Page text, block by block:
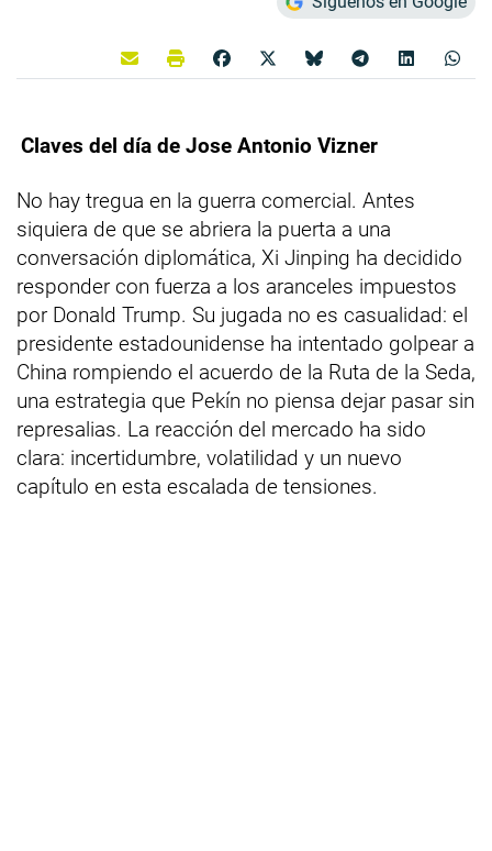
Claves del día de Jose Antonio Vizner
No hay tregua en la guerra comercial. Antes
siquiera de que se abriera la puerta a una
conversación diplomática, Xi Jinping ha decidido
responder con fuerza a los aranceles impuestos
por Donald Trump. Su jugada no es casualidad: el
presidente estadounidense ha intentado golpear a
China rompiendo el acuerdo de la Ruta de la Seda,
una estrategia que Pekín no piensa dejar pasar sin
represalias. La reacción del mercado ha sido
clara: incertidumbre, volatilidad y un nuevo
capítulo en esta escalada de tensiones.